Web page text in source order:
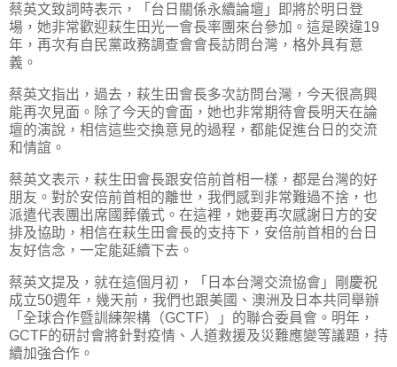
蔡英文致詞時表示，「台日關係永續論壇」即將於明日登
場，她非常歡迎萩生田光一會長率團來台參加。這是睽違19
年，再次有自民黨政務調查會會長訪問台灣，格外具有意
義。
蔡英文指出，過去，萩生田會長多次訪問台灣，今天很高興
能再次見面。除了今天的會面，她也非常期待會長明天在論
壇的演說，相信這些交換意見的過程，都能促進台日的交流
和情誼。
蔡英文表示，萩生田會長跟安倍前首相一樣，都是台灣的好
朋友。對於安倍前首相的離世，我們感到非常難過不捨，也
派遣代表團出席國葬儀式。在這裡，她要再次感謝日方的安
排及協助，相信在萩生田會長的支持下，安倍前首相的台日
友好信念，一定能延續下去。
蔡英文提及，就在這個月初，「日本台灣交流協會」剛慶祝
成立50週年，幾天前，我們也跟美國、澳洲及日本共同舉辦
「全球合作暨訓練架構（GCTF）」的聯合委員會。明年，
GCTF的研討會將針對疫情、人道救援及災難應變等議題，持
續加強合作。